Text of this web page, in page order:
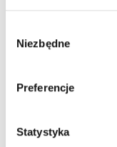
zgody
Niezbędne
Preferencje
Statystyka
Contents: *